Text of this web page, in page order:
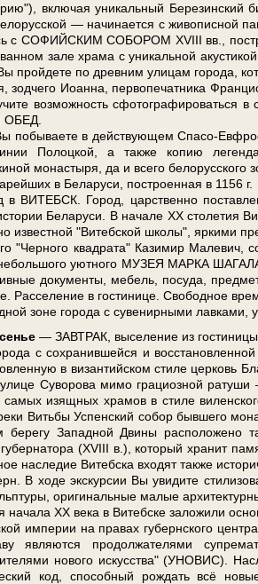
вклю­чая уни­каль­ный
— на­чи­на­ет­ся с жи­во­пис­ной
с СОФИЙСКИМ СОБОРОМ XVIII вв.,
за­ле хра­ма с уни­каль­ной
прой­де­те по древним ули­цам го­ро­да,
зод­че­го Иоан­на, пер­во­пе­чат­ни­ка
воз­мож­ность
ОБЕД.
по­бы­ва­е­те в дей­ству­ю­щем Спасо-
По­лоц­кой, а так­же копию
мо­на­сты­ря, да и все­го бе­ло­рус­ско­го
в Бе­ла­ру­си, по­стро­ен­ная в 1156 г.
в ВИТЕБСК. Город, цар­ствен­но
Бе­ла­ру­си. В на­ча­ле XX сто­ле­тия
из­вест­ной "Ви­теб­ской шко­лы", яр­ки­ми
"Чер­но­го квад­ра­та" Ка­зи­мир Ма­ле­вич,
уют­но­го МУЗЕЯ МАРКА
до­ку­мен­ты, ме­бель, посуда,
Расселение в го­сти­ни­це. Сво­бод­ное
зоне го­ро­да с су­ве­нир­ны­ми
— ЗАВ­ТРАК, вы­се­ле­ние из
с со­хра­нив­шей­ся и
в ви­зан­тий­ском сти­ле
Су­во­ро­ва ми­мо грациозной
са­мых изящ­ных хра­мов в сти­ле
Вить­бы Успен­ский со­бор быв­ше­го
бе­ре­гу За­пад­ной Дви­ны рас­по­ло­же­но
(XVIII в.), ко­то­рый хра­нит
на­сле­дие Ви­теб­ска вхо­дят так­же
В хо­де экс­кур­сии Вы уви­ди­те
ори­ги­наль­ные ма­лые
на­ча­ла ХХ ве­ка в Ви­теб­ске заложили
им­пе­рии на пра­вах губернского
яв­ля­ют­ся продолжателями
нового ис­кус­ства" (УНОВИС).
код, способный рождать всё